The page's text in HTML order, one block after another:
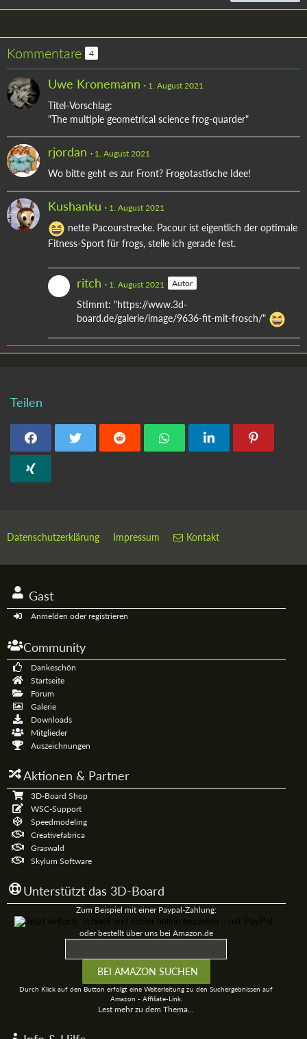
Kommentare 4
Uwe Kronemann 1. August 2021
Titel-Vorschlag:
"The multiple geometrical science frog-quarder"
rjordan 1. August 2021
Wo bitte geht es zur Front? Frogotastische Idee!
Kushanku 1. August 2021
nette Pacourstrecke. Pacour ist eigentlich der optimale
Fitness-Sport für frogs, stelle ich gerade fest.
ritch 1. August 2021 Autor
Stimmt: "https://www.3d-
board.de/galerie/image/9636-fit-mit-frosch/"
Teilen
Datenschutzerklärung Impressum Kontakt
Gast
Anmelden oder registrieren
Community
Dankeschön
Startseite
Forum
Galerie
Downloads
Mitglieder
Auszeichnungen
Aktionen & Partner
3D-Board Shop
WSC-Support
Speedmodeling
Creativefabrica
Graswald
Skylum Software
Unterstützt das 3D-Board
Zum Beispiel mit einer Paypal-Zahlung:
oder bestellt über uns bei Amazon.de
Durch Klick auf den Button erfolgt eine Weiterleitung zu den Suchergebnissen auf
Amazon - Affiliate-Link.
Lest mehr zu dem Thema...